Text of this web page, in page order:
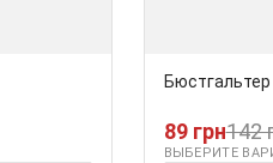
89 грн142
ВЫБЕРИТЕ